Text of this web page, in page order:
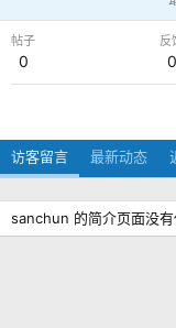
帖子
0
反
0
访客留言 最新动态
sanchun 的简介页面没有